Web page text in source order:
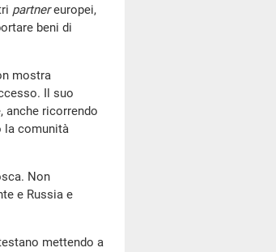
partnereuropei,
beni di
mostra
Il suo
anche ricorrendo
la comunità
Non
e Russia e
mettendo a